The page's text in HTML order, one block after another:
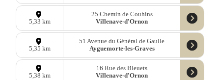
5,33 km
25 Chemin de Couhins
Villenave-d'Ornon
5,35 km
51 Avenue du Général de Gaulle
Ayguemorte-les-Graves
5,38 km
16 Rue des Bleuets
Villenave-d'Ornon